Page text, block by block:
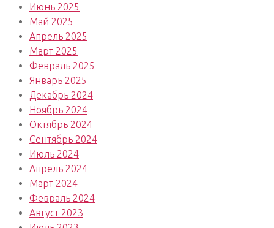
Июнь 2025
Май 2025
Апрель 2025
Март 2025
Февраль 2025
Январь 2025
Декабрь 2024
Ноябрь 2024
Октябрь 2024
Сентябрь 2024
Июль 2024
Апрель 2024
Март 2024
Февраль 2024
Август 2023